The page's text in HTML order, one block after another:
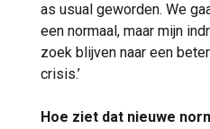
as usual geworden. We
een normaal, maar mijn
zoek blijven naar een
crisis.’
Hoe ziet dat nieuwe